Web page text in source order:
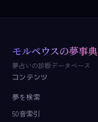
モルペウスの夢事典
夢占いの診断データベース
コンテンツ
夢を検索
50音索引